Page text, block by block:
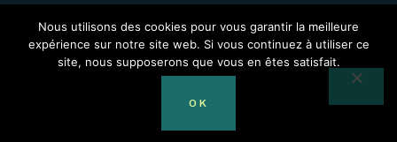
Immo Project@2024. Tous Droits Réservés.
Nous utilisons des cookies pour vous garantir la meilleure
expérience sur notre site web. Si vous continuez à utiliser ce
site, nous supposerons que vous en êtes satisfait.
OK